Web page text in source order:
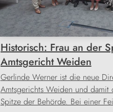
Historisch: Frau an der
Amtsgericht Weiden
Gerlinde Werner ist die neue
Amtsgerichts Weiden und damit
Spitze der Behörde. Bei einer